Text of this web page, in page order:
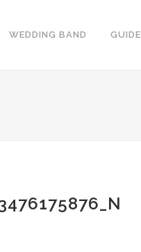
WEDDING BAND GUIDE